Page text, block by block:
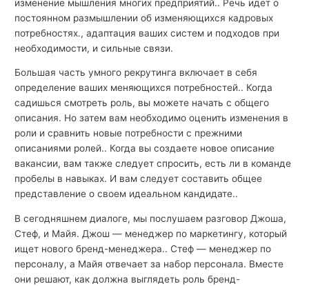
изменение мышления многих предприятий.. Речь идет о
постоянном размышлении об изменяющихся кадровых
потребностях., адаптация ваших систем и подходов при
необходимости, и сильные связи.
Большая часть умного рекрутинга включает в себя
определение ваших меняющихся потребностей.. Когда
садишься смотреть роль, вы можете начать с общего
описания. Но затем вам необходимо оценить изменения в
роли и сравнить новые потребности с прежними
описаниями ролей.. Когда вы создаете новое описание
вакансии, вам также следует спросить, есть ли в команде
пробелы в навыках. И вам следует составить общее
представление о своем идеальном кандидате..
В сегодняшнем диалоге, мы послушаем разговор Джоша,
Стеф, и Майя. Джош — менеджер по маркетингу, который
ищет нового бренд-менеджера.. Стеф — менеджер по
персоналу, а Майя отвечает за набор персонала. Вместе
они решают, как должна выглядеть роль бренд-